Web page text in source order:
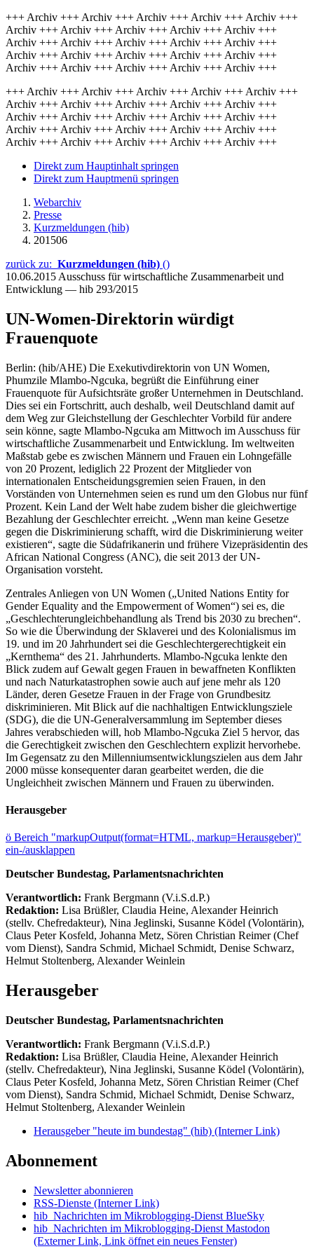
+++ Archiv +++ Archiv +++ Archiv +++ Archiv +++ Archiv +++
Archiv +++ Archiv +++ Archiv +++ Archiv +++ Archiv +++
Archiv +++ Archiv +++ Archiv +++ Archiv +++ Archiv +++
Archiv +++ Archiv +++ Archiv +++ Archiv +++ Archiv +++
Archiv +++ Archiv +++ Archiv +++ Archiv +++ Archiv +++
+++ Archiv +++ Archiv +++ Archiv +++ Archiv +++ Archiv +++
Archiv +++ Archiv +++ Archiv +++ Archiv +++ Archiv +++
Archiv +++ Archiv +++ Archiv +++ Archiv +++ Archiv +++
Archiv +++ Archiv +++ Archiv +++ Archiv +++ Archiv +++
Archiv +++ Archiv +++ Archiv +++ Archiv +++ Archiv +++
Direkt zum Hauptinhalt springen
Direkt zum Hauptmenü springen
Webarchiv
Presse
Kurzmeldungen (hib)
201506
zurück zu: Kurzmeldungen (hib) ()
10.06.2015 Ausschuss für wirtschaftliche Zusammenarbeit und
Entwicklung — hib 293/2015
UN-Women-Direktorin würdigt
Frauenquote
Berlin: (hib/AHE) Die Exekutivdirektorin von UN Women,
Phumzile Mlambo-Ngcuka, begrüßt die Einführung einer
Frauenquote für Aufsichtsräte großer Unternehmen in Deutschland.
Dies sei ein Fortschritt, auch deshalb, weil Deutschland damit auf
dem Weg zur Gleichstellung der Geschlechter Vorbild für andere
sein könne, sagte Mlambo-Ngcuka am Mittwoch im Ausschuss für
wirtschaftliche Zusammenarbeit und Entwicklung. Im weltweiten
Maßstab gebe es zwischen Männern und Frauen ein Lohngefälle
von 20 Prozent, lediglich 22 Prozent der Mitglieder von
internationalen Entscheidungsgremien seien Frauen, in den
Vorständen von Unternehmen seien es rund um den Globus nur fünf
Prozent. Kein Land der Welt habe zudem bisher die gleichwertige
Bezahlung der Geschlechter erreicht. „Wenn man keine Gesetze
gegen die Diskriminierung schafft, wird die Diskriminierung weiter
existieren“, sagte die Südafrikanerin und frühere Vizepräsidentin des
African National Congress (ANC), die seit 2013 der UN-
Organisation vorsteht.
Zentrales Anliegen von UN Women („United Nations Entity for
Gender Equality and the Empowerment of Women“) sei es, die
„Geschlechterungleichbehandlung als Trend bis 2030 zu brechen“.
So wie die Überwindung der Sklaverei und des Kolonialismus im
19. und im 20 Jahrhundert sei die Geschlechtergerechtigkeit ein
„Kernthema“ des 21. Jahrhunderts. Mlambo-Ngcuka lenkte den
Blick zudem auf Gewalt gegen Frauen in bewaffneten Konflikten
und nach Naturkatastrophen sowie auch auf jene mehr als 120
Länder, deren Gesetze Frauen in der Frage von Grundbesitz
diskriminieren. Mit Blick auf die nachhaltigen Entwicklungsziele
(SDG), die die UN-Generalversammlung im September dieses
Jahres verabschieden will, hob Mlambo-Ngcuka Ziel 5 hervor, das
die Gerechtigkeit zwischen den Geschlechtern explizit hervorhebe.
Im Gegensatz zu den Millenniumsentwicklungszielen aus dem Jahr
2000 müsse konsequenter daran gearbeitet werden, die die
Ungleichheit zwischen Männern und Frauen zu überwinden.
Herausgeber
ö Bereich "markupOutput(format=HTML, markup=Herausgeber)"
ein-/ausklappen
Deutscher Bundestag, Parlamentsnachrichten
Verantwortlich: Frank Bergmann (V.i.S.d.P.)
Redaktion: Lisa Brüßler, Claudia Heine, Alexander Heinrich
(stellv. Chefredakteur), Nina Jeglinski, Susanne Ködel (Volontärin),
Claus Peter Kosfeld, Johanna Metz, Sören Christian Reimer (Chef
vom Dienst), Sandra Schmid, Michael Schmidt, Denise Schwarz,
Helmut Stoltenberg, Alexander Weinlein
Herausgeber
Deutscher Bundestag, Parlamentsnachrichten
Verantwortlich: Frank Bergmann (V.i.S.d.P.)
Redaktion: Lisa Brüßler, Claudia Heine, Alexander Heinrich
(stellv. Chefredakteur), Nina Jeglinski, Susanne Ködel (Volontärin),
Claus Peter Kosfeld, Johanna Metz, Sören Christian Reimer (Chef
vom Dienst), Sandra Schmid, Michael Schmidt, Denise Schwarz,
Helmut Stoltenberg, Alexander Weinlein
Herausgeber "heute im bundestag" (hib) (Interner Link)
Abonnement
Newsletter abonnieren
RSS-Dienste (Interner Link)
hib_Nachrichten im Mikroblogging-Dienst BlueSky
hib_Nachrichten im Mikroblogging-Dienst Mastodon
(Externer Link, Link öffnet ein neues Fenster)